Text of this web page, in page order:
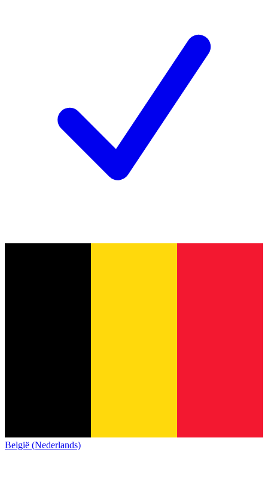
België (Nederlands)